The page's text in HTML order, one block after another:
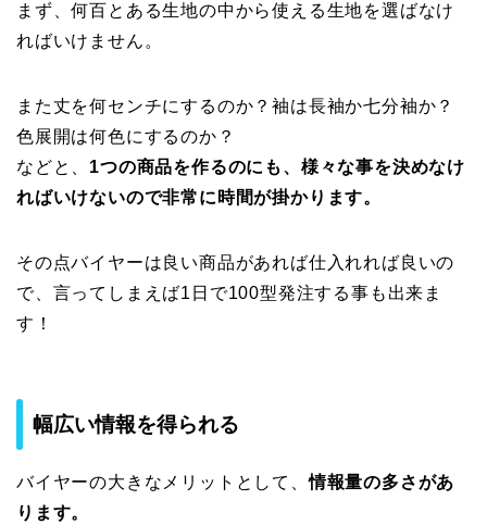
まず、何百とある生地の中から使える生地を選ばなけ
ればいけません。
また丈を何センチにするのか？袖は長袖か七分袖か？
色展開は何色にするのか？
などと、 1つの商品を作るのにも、様々な事を決めなけ
ればいけないので非常に時間が掛かります。
その点バイヤーは良い商品があれば仕入れれば良いの
で、言ってしまえば1日で100型発注する事も出来ま
す！
幅広い情報を得られる
バイヤーの大きなメリットとして、情報量の多さがあ
ります。